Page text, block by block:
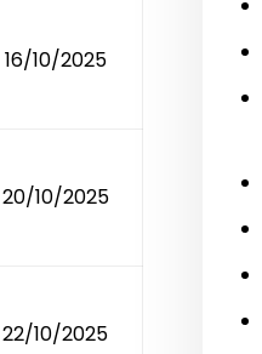
16/10/2025
20/10/2025
22/10/2025